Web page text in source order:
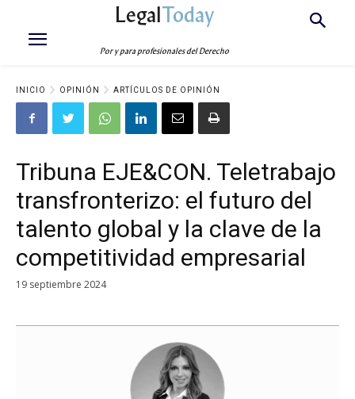
LegalToday
Por y para profesionales del Derecho
INICIO OPINIÓN ARTÍCULOS DE OPINIÓN
Tribuna EJE&CON. Teletrabajo
transfronterizo: el futuro del
talento global y la clave de la
competitividad empresarial
19 septiembre 2024